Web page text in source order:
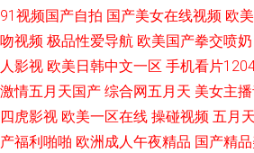
线国产原创91 www..cn91 俺去啦俺去啦 A级韩
AV天堂伦理电影 另类色综合 国产高清在线视频
豆村 色姑娘色色网 成人91看片软件 欧美少妇精
91视频国产自拍 国产美女在线视频 欧
吻视频 极品性爱导航 欧美国产拳交喷奶
人影视 欧美日韩中文一区 手机看片
激情五月天国产 综合网五月天 美女主
四虎影视 欧美一区在线 操碰视频 五月
产福利啪啪 欧洲成人午夜精品 国产精